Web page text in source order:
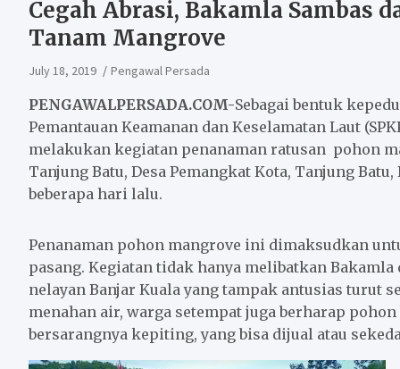
Cegah Abrasi, Bakamla Sambas
Tanam Mangrove
July 18, 2019 Pengawal Persada
PENGAWALPERSADA.COM-Sebagai bentuk
Pemantauan Keamanan dan Keselamatan Laut
melakukan kegiatan penanaman ratusan pohon
Tanjung Batu, Desa Pemangkat Kota, Tanjung
beberapa hari lalu.
Penanaman pohon mangrove ini dimaksudkan
pasang. Kegiatan tidak hanya melibatkan
nelayan Banjar Kuala yang tampak antusias turut
menahan air, warga setempat juga berharap
bersarangnya kepiting, yang bisa dijual atau